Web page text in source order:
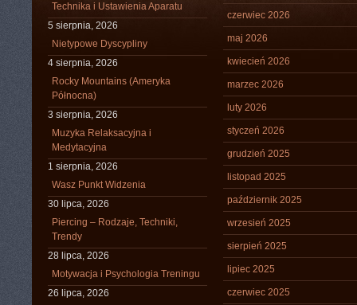
Technika i Ustawienia Aparatu
5 sierpnia, 2026
Nietypowe Dyscypliny
4 sierpnia, 2026
Rocky Mountains (Ameryka
Północna)
3 sierpnia, 2026
Muzyka Relaksacyjna i
Medytacyjna
1 sierpnia, 2026
Wasz Punkt Widzenia
30 lipca, 2026
Piercing – Rodzaje, Techniki,
Trendy
28 lipca, 2026
Motywacja i Psychologia Treningu
26 lipca, 2026
czerwiec 2026
maj 2026
kwiecień 2026
marzec 2026
luty 2026
styczeń 2026
grudzień 2025
listopad 2025
październik 2025
wrzesień 2025
sierpień 2025
lipiec 2025
czerwiec 2025